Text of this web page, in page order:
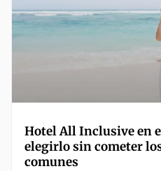
Hotel All Inclusive en
elegirlo sin cometer
comunes